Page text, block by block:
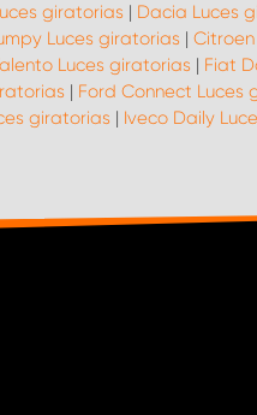
giratorias | Dacia Luces
Luces giratorias |
Luces giratorias | Fiat
| Ford Connect Luces
giratorias | Iveco Daily